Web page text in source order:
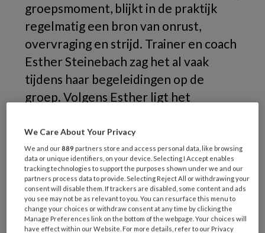
groepsmoment, blijkt in de praktijk
regelmatig een bron van onrust,
overvraging en strijd. Trainer en coach
Esther Steinebach zag het al vaak
tijdens haar begeleidingen op de
groep. Volgens Esther ligt het
kinderen, maar bij hoe we het
eetmoment organiseren. Ze pleit dan
ook voor een herwaardering van dit
alledaagse moment.
We Care About Your Privacy
We and our889 partners store and access personal data, like browsing
data or unique identifiers, on your device. Selecting I Accept enables
tracking technologies to support the purposes shown under we and our
partners process data to provide. Selecting Reject All or withdrawing your
consent will disable them. If trackers are disabled, some content and ads
you see may not be as relevant to you. You can resurface this menu to
change your choices or withdraw consent at any time by clicking the
Manage Preferences link on the bottom of the webpage. Your choices will
have effect within our Website. For more details, refer to our Privacy